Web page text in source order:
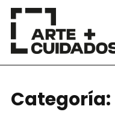
Categoría: